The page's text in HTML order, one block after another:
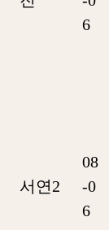
6
서연2
08
-0
6